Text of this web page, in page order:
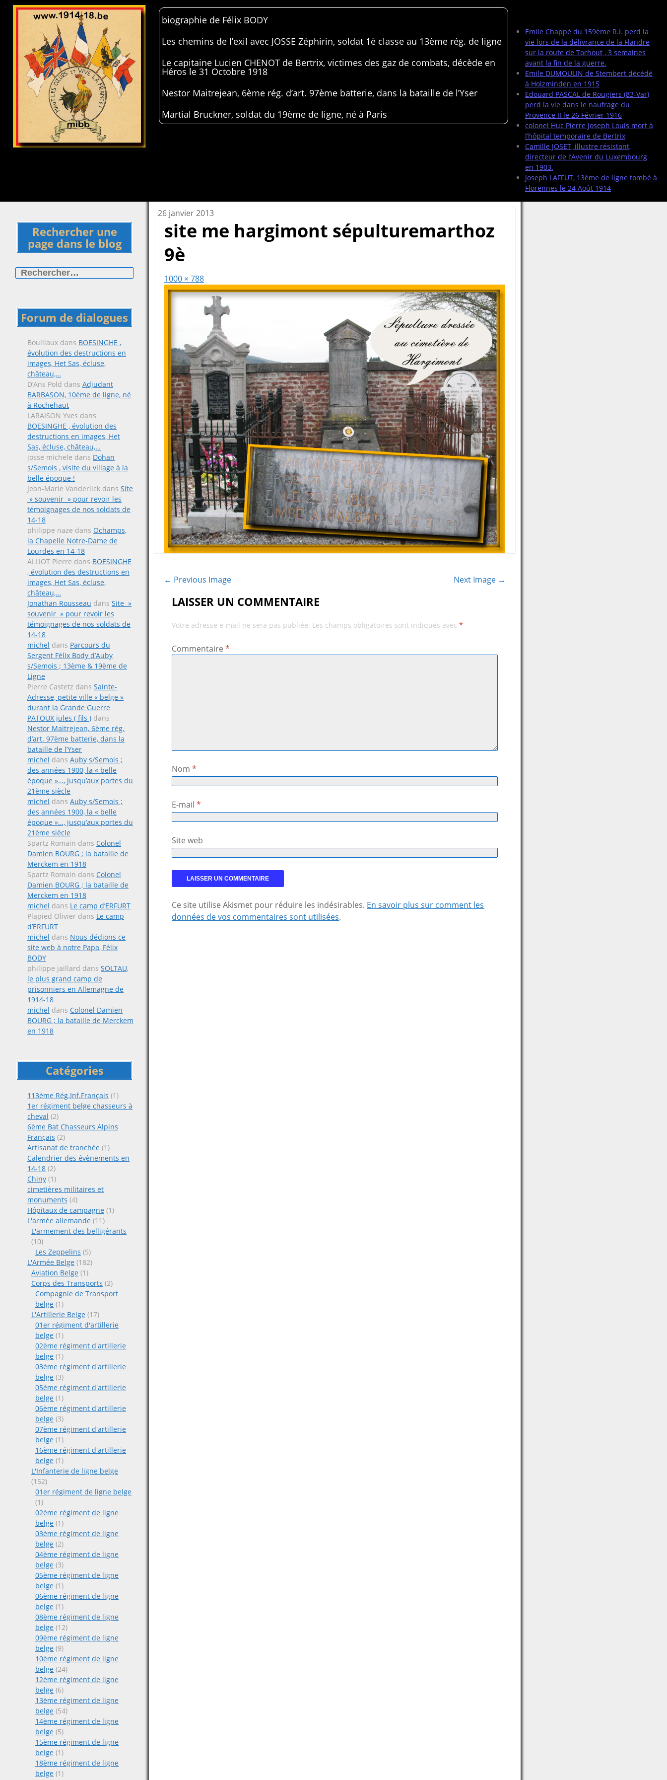
Emile Chappé du 159ème R.I. perd la
vie lors de la délivrance de la Flandre
sur la route de Torhout , 3 semaines
avant la fin de la guerre.
Emile DUMOULIN de Stembert décédé
à Holzminden en 1915
Edouard PASCAL de Rougiers (83-Var)
perd la vie dans le naufrage du
Provence II le 26 Février 1916
colonel Huc Pierre Joseph Louis mort à
l’hôpital temporaire de Bertrix
Camille JOSET, illustre résistant,
directeur de l’Avenir du Luxembourg
en 1903.
Joseph LAFFUT, 13ème de ligne tombé à
Florennes le 24 Août 1914
biographie de Félix BODY
Les chemins de l’exil avec JOSSE Zéphirin, soldat 1è classe au 13ème rég. de ligne
Le capitaine Lucien CHENOT de Bertrix, victimes des gaz de combats, décède en
Héros le 31 Octobre 1918
Nestor Maitrejean, 6ème rég. d’art. 97ème batterie, dans la bataille de l’Yser
Martial Bruckner, soldat du 19ème de ligne, né à Paris
Rechercher une
page dans le blog
Forum de dialogues
Bouillaux dans BOESINGHE ,
évolution des destructions en
images, Het Sas, écluse,
château,…
D’Ans Pold dans Adjudant
BARBASON, 10ème de ligne, né
à Rochehaut
LARAISON Yves dans
BOESINGHE , évolution des
destructions en images, Het
Sas, écluse, château,…
josse michele dans Dohan
s/Semois , visite du village à la
belle époque !
Jean-Marie Vanderlick dans Site
» souvenir » pour revoir les
témoignages de nos soldats de
14-18
philippe naze dans Ochamps,
la Chapelle Notre-Dame de
Lourdes en 14-18
ALLIOT Pierre dans BOESINGHE
, évolution des destructions en
images, Het Sas, écluse,
château,…
Jonathan Rousseau dans Site »
souvenir » pour revoir les
témoignages de nos soldats de
14-18
michel dans Parcours du
Sergent Félix Body d’Auby
s/Semois ; 13ème & 19ème de
Ligne
Pierre Castetz dans Sainte-
Adresse, petite ville « belge »
durant la Grande Guerre
PATOUX jules ( fils ) dans
Nestor Maitrejean, 6ème rég.
d’art. 97ème batterie, dans la
bataille de l’Yser
michel dans Auby s/Semois ;
des années 1900, la « belle
époque »…, jusqu’aux portes du
21ème siècle
michel dans Auby s/Semois ;
des années 1900, la « belle
époque »…, jusqu’aux portes du
21ème siècle
Spartz Romain dans Colonel
Damien BOURG ; la bataille de
Merckem en 1918
Spartz Romain dans Colonel
Damien BOURG ; la bataille de
Merckem en 1918
michel dans Le camp d’ERFURT
Plapied Olivier dans Le camp
d’ERFURT
michel dans Nous dédions ce
site web à notre Papa, Félix
BODY
philippe jaillard dans SOLTAU,
le plus grand camp de
prisonniers en Allemagne de
1914-18
michel dans Colonel Damien
BOURG ; la bataille de Merckem
en 1918
Catégories
113ème Rég.Inf.Français (1)
1er régiment belge chasseurs à
cheval (2)
6ème Bat Chasseurs Alpins
Français (2)
Artisanat de tranchée (1)
Calendrier des évènements en
14-18 (2)
Chiny (1)
cimetières militaires et
monuments (4)
Hôpitaux de campagne (1)
L'armée allemande (11)
L'armement des belligérants
(10)
Les Zeppelins (5)
L'Armée Belge (182)
Aviation Belge (1)
Corps des Transports (2)
Compagnie de Transport
belge (1)
L'Artillerie Belge (17)
01er régiment d'artillerie
belge (1)
02ème régiment d'artillerie
belge (1)
03ème régiment d'artillerie
belge (3)
05ème régiment d'artillerie
belge (1)
06ème régiment d'artillerie
belge (3)
07ème régiment d'artillerie
belge (1)
16ème régiment d'artillerie
belge (1)
L'Infanterie de ligne belge
(152)
01er régiment de ligne belge
(1)
02ème régiment de ligne
belge (1)
03ème régiment de ligne
belge (2)
04ème régiment de ligne
belge (3)
05ème régiment de ligne
belge (1)
06ème régiment de ligne
belge (1)
08ème régiment de ligne
belge (12)
09ème régiment de ligne
belge (9)
10ème régiment de ligne
belge (24)
12ème régiment de ligne
belge (6)
13ème régiment de ligne
belge (54)
14ème régiment de ligne
belge (5)
15ème régiment de ligne
belge (1)
18ème régiment de ligne
belge (1)
26 janvier 2013
site me hargimont sépulturemarthoz
9è
1000 × 788
← Previous Image Next Image →
LAISSER UN COMMENTAIRE
Votre adresse e-mail ne sera pas publiée. Les champs obligatoires sont indiqués avec*
Commentaire*
Nom*
E-mail*
Site web
Ce site utilise Akismet pour réduire les indésirables. En savoir plus sur comment les
données de vos commentaires sont utilisées.